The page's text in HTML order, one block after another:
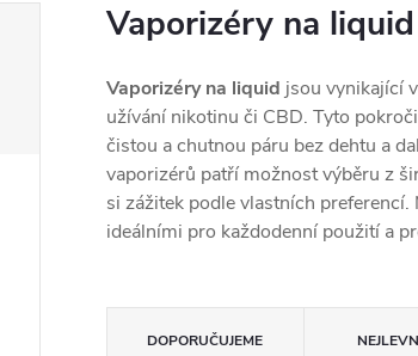
Vaporizéry na liquid
Vaporizéry na liquid jsou vynikající
užívání nikotinu či CBD. Tyto
čistou a chutnou páru bez dehtu a
vaporizérů patří možnost výběru z
si zážitek podle vlastních
ideálními pro každodenní použití a
DOPORUČUJEME